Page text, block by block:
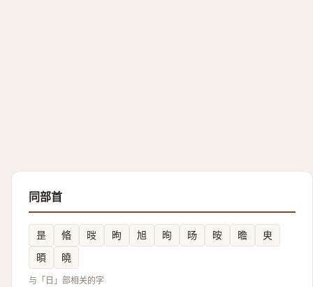
同部首
昰 㫦 㫞 昫 旭 㫬 旸 㫨 曕
㬰
暊
曉
与「日」部相关的字